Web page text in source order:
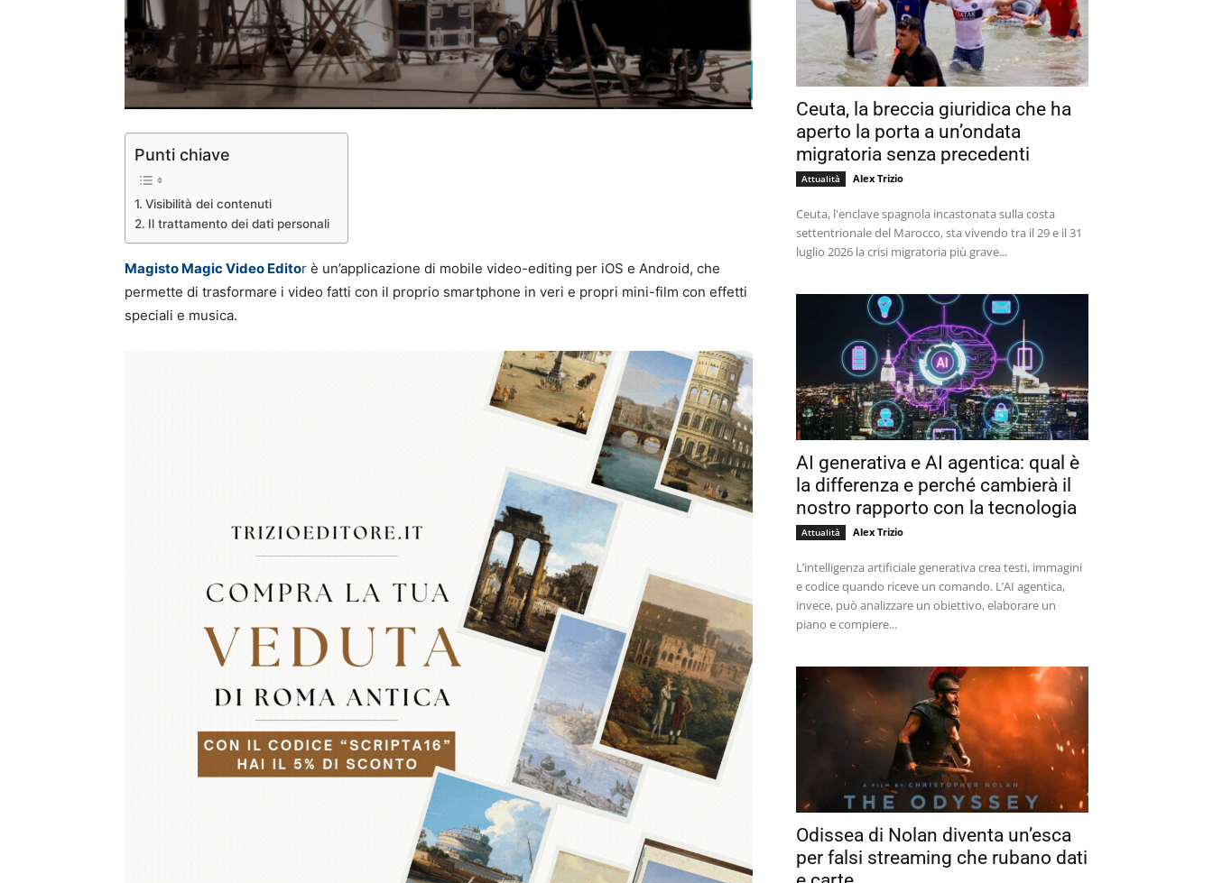
Punti chiave
Visibilità dei contenuti
Il trattamento dei dati personali
Magisto Magic Video Editor è un’applicazione di mobile video-editing per iOS e Android, che
permette di trasformare i video fatti con il proprio smartphone in veri e propri mini-film con effetti
speciali e musica.
Ceuta, la breccia giuridica che ha
aperto la porta a un’ondata
migratoria senza precedenti
Attualità Alex Trizio
Ceuta, l'enclave spagnola incastonata sulla costa
settentrionale del Marocco, sta vivendo tra il 29 e il 31
luglio 2026 la crisi migratoria più grave...
AI generativa e AI agentica: qual è
la differenza e perché cambierà il
nostro rapporto con la tecnologia
Attualità Alex Trizio
L’intelligenza artificiale generativa crea testi, immagini
e codice quando riceve un comando. L’AI agentica,
invece, può analizzare un obiettivo, elaborare un
piano e compiere...
Odissea di Nolan diventa un’esca
per falsi streaming che rubano dati